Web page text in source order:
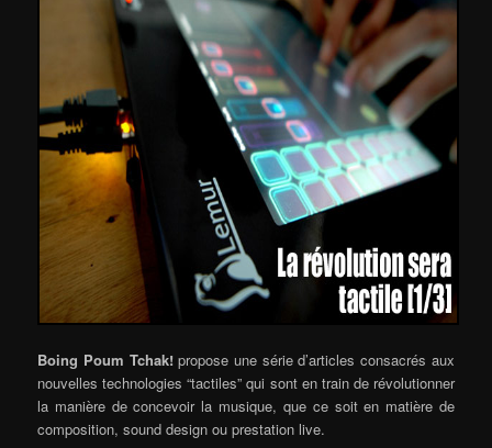
Boing Poum Tchak! propose une série d’articles consacrés aux
nouvelles technologies “tactiles” qui sont en train de révolutionner
la manière de concevoir la musique, que ce soit en matière de
composition, sound design ou prestation live.